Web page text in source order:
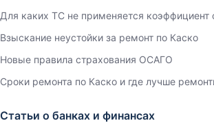
Для каких ТС не применяется коэффициент
Взыскание неустойки за ремонт по Каско
Новые правила страхования ОСАГО
Сроки ремонта по Каско и где лучше
Статьи о банках и финансах